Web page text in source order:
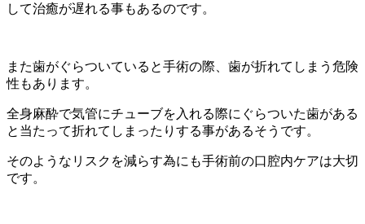
して治癒が遅れる事もあるのです。
また歯がぐらついていると手術の際、歯が折れてしまう危険
性もあります。
全身麻酔で気管にチューブを入れる際にぐらついた歯がある
と当たって折れてしまったりする事があるそうです。
そのようなリスクを減らす為にも手術前の口腔内ケアは大切
です。